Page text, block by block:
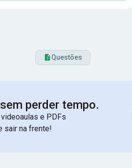
Questões
perder tempo.
e PDFs
sair na frente!